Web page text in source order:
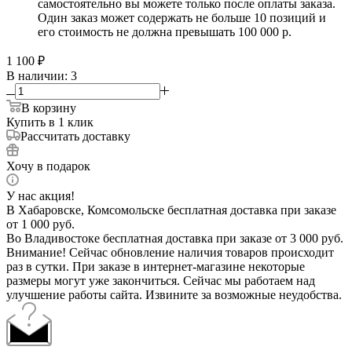
самостоятельно вы можете только после оплаты заказа.
Один заказ может содержать не больше 10 позиций и
его стоимость не должна превышать 100 000 р.
1 100 ₽
В наличии: 3
В корзину
Купить в 1 клик
Рассчитать доставку
Хочу в подарок
У нас акция!
В Хабаровске, Комсомольске бесплатная доставка при заказе
от 1 000 руб.
Во Владивостоке бесплатная доставка при заказе от 3 000 руб.
Внимание! Сейчас обновление наличия товаров происходит
раз в сутки. При заказе в интернет-магазине некоторые
размеры могут уже закончиться. Сейчас мы работаем над
улучшение работы сайта. Извините за возможные неудобства.